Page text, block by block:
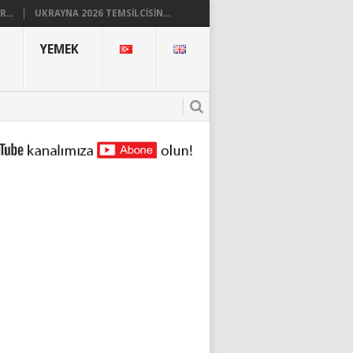
UKRAYNA 2026 TEMSILCISIN...
YEMEK